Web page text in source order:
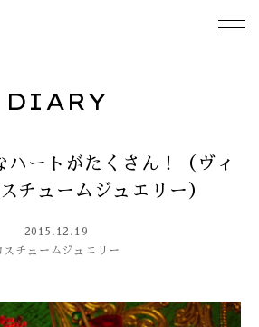
ACCESS
DIARY
DIARY
ハートがたくさん！（ヴィ
チュームジュエリー）
2015.12.19
スチュームジュエリー